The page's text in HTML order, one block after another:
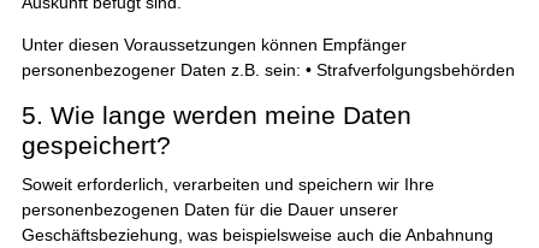
Unter diesen Voraussetzungen können Empfänger
personenbezogener Daten z.B. sein: • Strafverfolgungsbehörden
5. Wie lange werden meine Daten
gespeichert?
Soweit erforderlich, verarbeiten und speichern wir Ihre
personenbezogenen Daten für die Dauer unserer
Geschäftsbeziehung, was beispielsweise auch die Anbahnung